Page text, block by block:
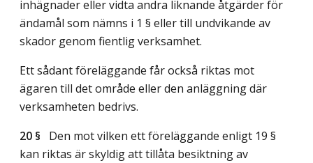
inhägnader eller vidta andra liknande åtgärder för
ändamål som nämns i 1 § eller till undvikande av
skador genom fientlig verksamhet.
Ett sådant föreläggande får också riktas mot
ägaren till det område eller den anläggning där
verksamheten bedrivs.
20 § Den mot vilken ett föreläggande enligt 19 §
kan riktas är skyldig att tillåta besiktning av